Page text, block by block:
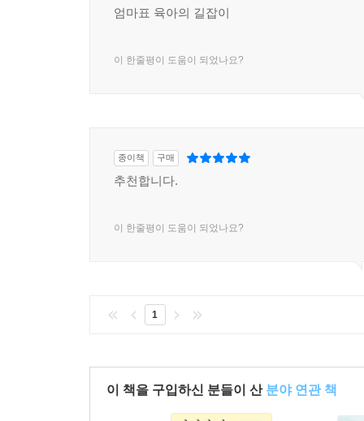
엄마표 육아의 길잡이
이 한줄평이 도움이 되었나요?
종이책 구매
추천합니다.
이 한줄평이 도움이 되었나요?
1
이 책을 구입하신 분들이 산 분야 연관 책